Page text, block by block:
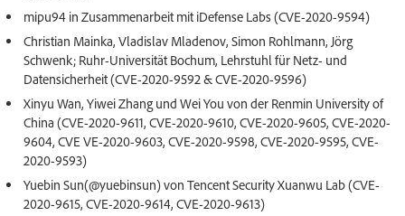
mipu94 in Zusammenarbeit mit iDefense Labs (CVE-2020-9594)
Christian Mainka, Vladislav Mladenov, Simon Rohlmann, Jörg
Schwenk; Ruhr-Universität Bochum, Lehrstuhl für Netz- und
Datensicherheit (CVE-2020-9592 & CVE-2020-9596)
Xinyu Wan, Yiwei Zhang und Wei You von der Renmin University of
China (CVE-2020-9611, CVE-2020-9610, CVE-2020-9605, CVE-2020-
9604, CVE VE-2020-9603, CVE-2020-9598, CVE-2020-9595, CVE-
2020-9593)
Yuebin Sun(@yuebinsun) von Tencent Security Xuanwu Lab (CVE-
2020-9615, CVE-2020-9614, CVE-2020-9613)